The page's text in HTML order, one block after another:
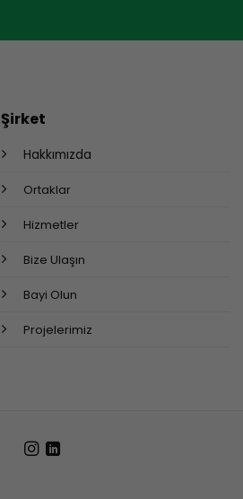
Şirket
Hakkımızda
Ortaklar
Hizmetler
Bize Ulaşın
Bayi Olun
Projelerimiz